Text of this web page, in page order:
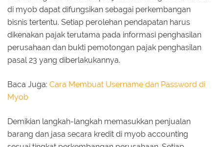
di myob dapat difungsikan sebagai perkembangan
bisnis tertentu. Setiap perolehan pendapatan harus
dikenakan pajak terutama pada informasi penghasilan
perusahaan dan bukti pemotongan pajak penghasilan
pasal 23 yang diberlakukannya.
Baca Juga: Cara Membuat Username dan Password di
Myob
Demikian langkah-langkah memasukkan penjualan
barang dan jasa secara kredit di myob accounting